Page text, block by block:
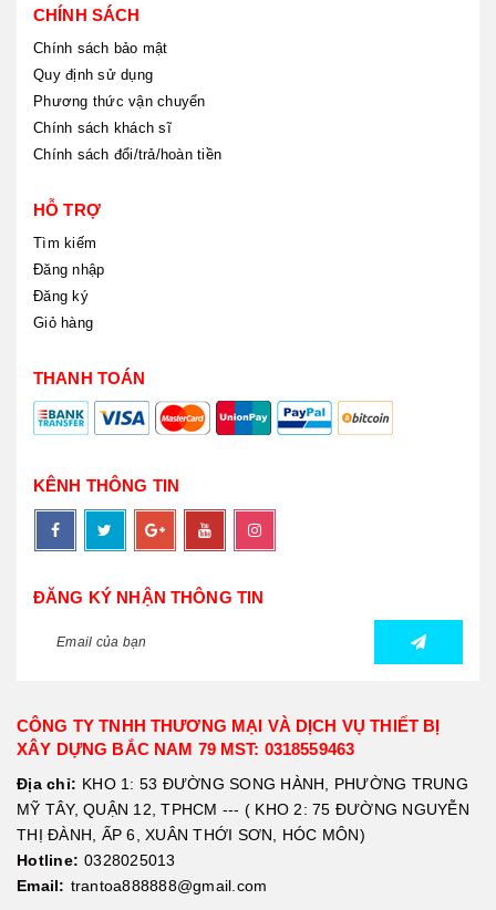
CHÍNH SÁCH
Chính sách bảo mật
Quy định sử dụng
Phương thức vận chuyển
Chính sách khách sĩ
Chính sách đổi/trả/hoàn tiền
HỖ TRỢ
Tìm kiếm
Đăng nhập
Đăng ký
Giỏ hàng
THANH TOÁN
KÊNH THÔNG TIN
ĐĂNG KÝ NHẬN THÔNG TIN
CÔNG TY TNHH THƯƠNG MẠI VÀ DỊCH VỤ THIẾT BỊ
XÂY DỰNG BẮC NAM 79 MST: 0318559463
Địa chỉ: KHO 1: 53 ĐƯỜNG SONG HÀNH, PHƯỜNG TRUNG
MỸ TÂY, QUẬN 12, TPHCM --- ( KHO 2: 75 ĐƯỜNG NGUYỄN
THỊ ĐÀNH, ẤP 6, XUÂN THỚI SƠN, HÓC MÔN)
Hotline: 0328025013
Email: trantoa888888@gmail.com